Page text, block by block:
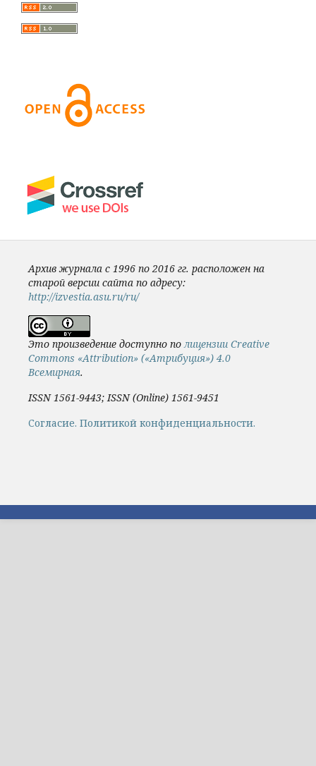
Архив журнала с 1996 по 2016 гг. расположен на
старой версии сайта по адресу:
http://izvestia.asu.ru/ru/
Это произведение доступно полицензии Creative
Commons «Attribution» («Атрибуция») 4.0
Всемирная.
ISSN 1561-9443; ISSN (Online) 1561-9451
Cогласие. Политикой конфиденциальности.